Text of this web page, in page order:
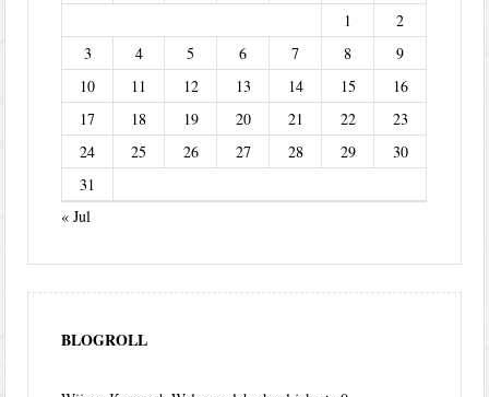
1
2
3
4 5 6 7 8
9
10
11 12 13 14 15
16
17
18 19 20 21 22
23
24
25 26 27 28 29
30
31
« Jul
BLOGROLL